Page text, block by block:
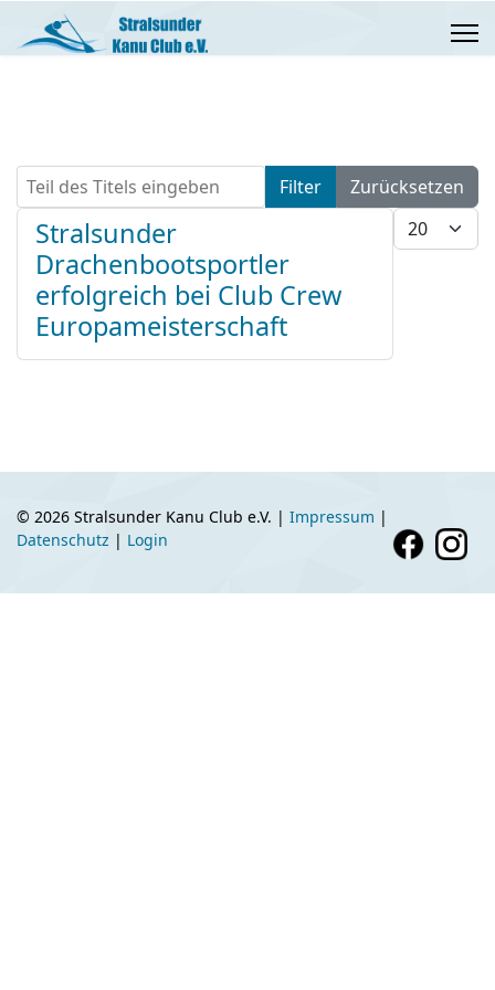
Teil des Titels eingeben Filter
Zurücksetzen
Anzeige #
Stralsunder
Drachenbootsportler
erfolgreich bei Club Crew
Europameisterschaft
© 2026 Stralsunder Kanu Club e.V. | Impressum |
Datenschutz | Login